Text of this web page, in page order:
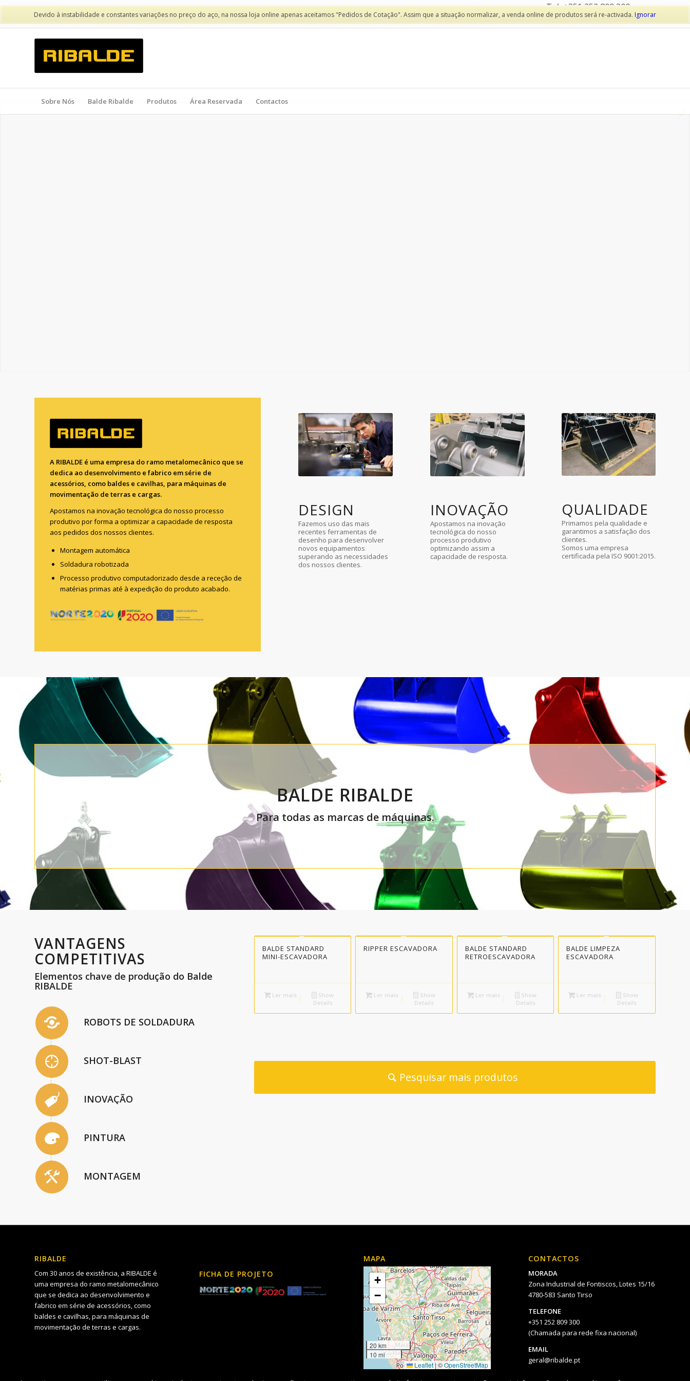
Devido à instabilidade e constantes variações no preço do aço, na nossa loja online apenas aceitamos "Pedidos de Cotação". Assim que a situação normalizar, a venda online de produtos será re-activada. Ignorar
Tel: +351 252 809 300
(Chamada para rede fixa nacional)
Sobre Nós Balde Ribalde Produtos Área Reservada Contactos
A RIBALDE é uma empresa do ramo metalomecânico que se
dedica ao desenvolvimento e fabrico em série de
acessórios, como baldes e cavilhas, para máquinas de
movimentação de terras e cargas.
Apostamos na inovação tecnológica do nosso processo
produtivo por forma a optimizar a capacidade de resposta
aos pedidos dos nossos clientes.
Montagem automática
Soldadura robotizada
Processo produtivo computadorizado desde a receção de
matérias primas até à expedição do produto acabado.
DESIGN
Fazemos uso das mais
recentes ferramentas de
desenho para desenvolver
novos equipamentos
superando as necessidades
dos nossos clientes.
INOVAÇÃO
Apostamos na inovação
tecnológica do nosso
processo produtivo
optimizando assim a
capacidade de resposta.
QUALIDADE
Primamos pela qualidade e
garantimos a satisfação dos
clientes.
Somos uma empresa
certificada pela ISO 9001:2015.
BALDE RIBALDE
Para todas as marcas de máquinas.
VANTAGENS
COMPETITIVAS
Elementos chave de produção do Balde
RIBALDE
ROBOTS DE SOLDADURA
SHOT-BLAST
INOVAÇÃO
PINTURA
MONTAGEM
BALDE STANDARD
MINI-ESCAVADORA
Ler mais
Show
Details
RIPPER ESCAVADORA
Ler mais
Show
Details
BALDE STANDARD
RETROESCAVADORA
Ler mais
Show
Details
BALDE LIMPEZA
ESCAVADORA
Ler mais
Show
Details
Pesquisar mais produtos
RIBALDE
Com 30 anos de existência, a RIBALDE é
uma empresa do ramo metalomecânico
que se dedica ao desenvolvimento e
fabrico em série de acessórios, como
baldes e cavilhas, para máquinas de
movimentação de terras e cargas.
FICHA DE PROJETO
MAPA
+
−
20 km
10 mi
Leaflet|©OpenStreetMap
CONTACTOS
MORADA
Zona Industrial de Fontiscos, Lotes 15/16
4780-583 Santo Tirso
TELEFONE
+351 252 809 300
(Chamada para rede fixa nacional)
EMAIL
geral@ribalde.pt